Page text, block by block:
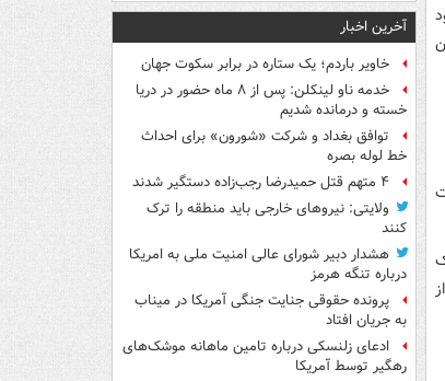
آخرین اخبار
خاویر باردم؛ یک ستاره در برابر سکوت جهان
خدمه ناو لینکلن: پس از ۸ ماه حضور در دریا
خسته و درمانده‌ شدیم
توافق بغداد و شرکت «شورون» برای احداث
خط لوله بصره
۴ متهم قتل حمیدرضا رجب‌زاده دستگیر شدند
ولایتی: نیروهای خارجی باید منطقه را ترک
کنند
هشدار دبیر شورای عالی امنیت ملی به امریکا
درباره تنگه هرمز
پرونده حقوقی جنایت جنگی آمریکا در میناب
به جریان افتاد
ادعای زلنسکی درباره تامین ماهانه موشک‌های
رهگیر توسط آمریکا